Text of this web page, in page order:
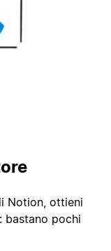
Notion, ottieni
bastano pochi